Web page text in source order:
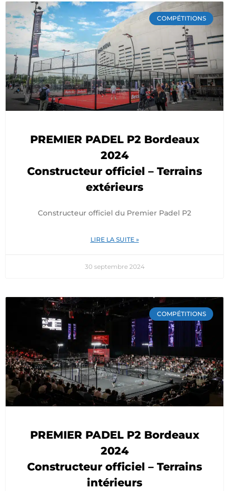
COMPÉTITIONS
PREMIER PADEL P2 Bordeaux
2024
Constructeur officiel – Terrains
extérieurs
Constructeur officiel du Premier Padel P2
LIRE LA SUITE »
30 septembre 2024
COMPÉTITIONS
PREMIER PADEL P2 Bordeaux
2024
Constructeur officiel – Terrains
intérieurs